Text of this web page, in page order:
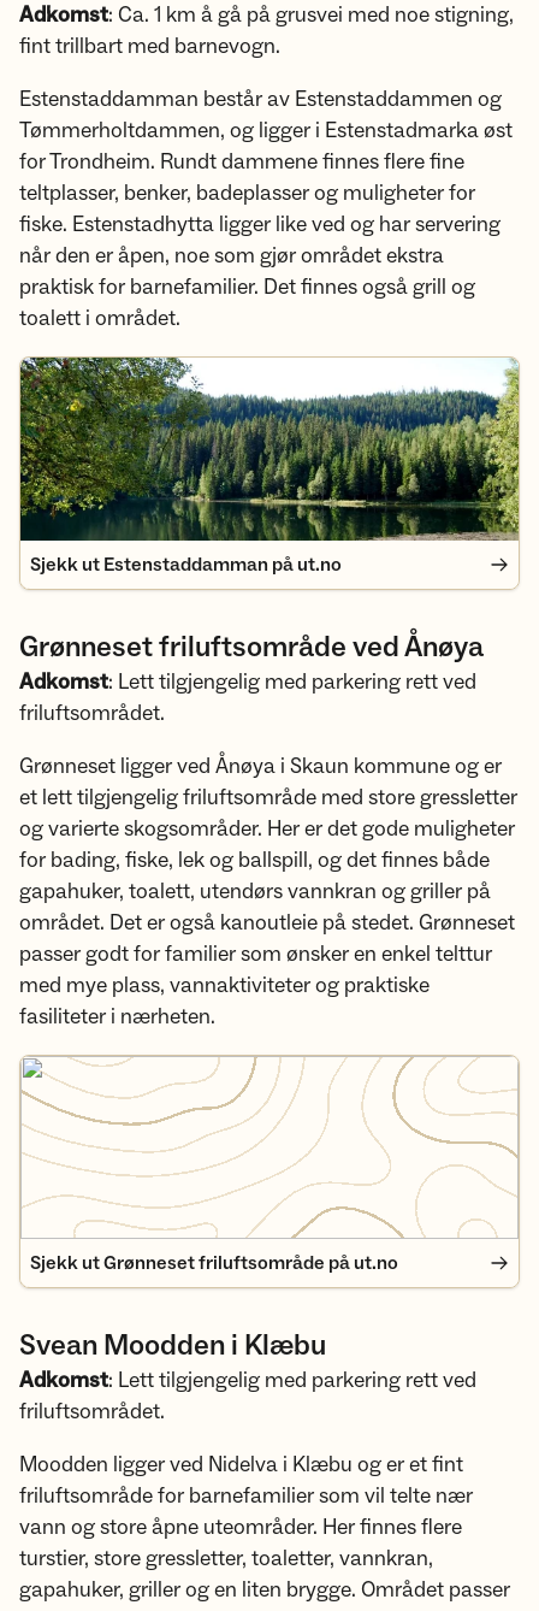
Adkomst: Ca. 1 km å gå på grusvei med noe stigning,
fint trillbart med barnevogn.
Estenstaddamman består av Estenstaddammen og
Tømmerholtdammen, og ligger i Estenstadmarka øst
for Trondheim. Rundt dammene finnes flere fine
teltplasser, benker, badeplasser og muligheter for
fiske. Estenstadhytta ligger like ved og har servering
når den er åpen, noe som gjør området ekstra
praktisk for barnefamilier. Det finnes også grill og
toalett i området.
Sjekk ut Estenstaddamman på ut.no
Sjekk ut Estenstaddamman på ut.no
Grønneset friluftsområde ved Ånøya
Adkomst: Lett tilgjengelig med parkering rett ved
friluftsområdet.
Grønneset ligger ved Ånøya i Skaun kommune og er
et lett tilgjengelig friluftsområde med store gressletter
og varierte skogsområder. Her er det gode muligheter
for bading, fiske, lek og ballspill, og det finnes både
gapahuker, toalett, utendørs vannkran og griller på
området. Det er også kanoutleie på stedet. Grønneset
passer godt for familier som ønsker en enkel telttur
med mye plass, vannaktiviteter og praktiske
fasiliteter i nærheten.
Sjekk ut Grønneset friluftsområde på ut.no
Sjekk ut Grønneset friluftsområde på ut.no
Svean Moodden i Klæbu
Adkomst: Lett tilgjengelig med parkering rett ved
friluftsområdet.
Moodden ligger ved Nidelva i Klæbu og er et fint
friluftsområde for barnefamilier som vil telte nær
vann og store åpne uteområder. Her finnes flere
turstier, store gressletter, toaletter, vannkran,
gapahuker, griller og en liten brygge. Området passer